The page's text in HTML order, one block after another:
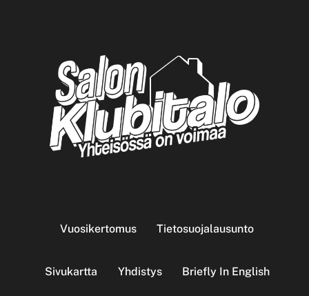
Vuosikertomus Tietosuojalausunto
Sivukartta Yhdistys Briefly In English